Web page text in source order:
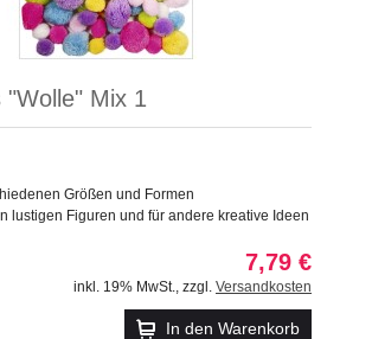
"Wolle" Mix 1
Größen und Formen
lustigen Figuren und für andere kreative Ideen
7,79 €
inkl. 19% MwSt. zzgl. Versandkosten
In den Warenkorb